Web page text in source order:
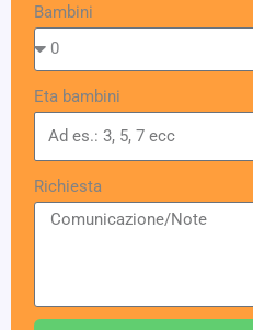
Bambini
Eta bambini
Richiesta